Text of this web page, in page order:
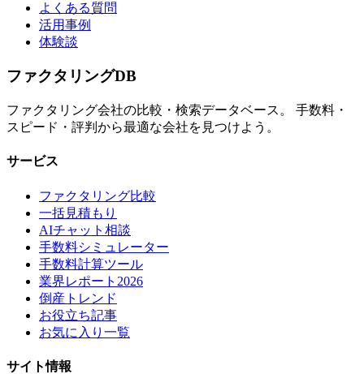
よくある質問
活用事例
体験談
ファクタリングDB
ファクタリング会社の比較・検索データベース。 手数料・
スピード・評判から最適な会社を見つけよう。
サービス
ファクタリング比較
一括見積もり
AIチャット相談
手数料シミュレーター
手数料計算ツール
業界レポート2026
倒産トレンド
お役立ち記事
お気に入り一覧
サイト情報